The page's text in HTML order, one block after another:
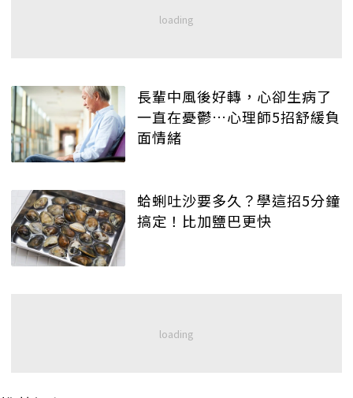
長輩中風後好轉，心卻生病了
一直在憂鬱…心理師5招舒緩負
面情緒
蛤蜊吐沙要多久？學這招5分鐘
搞定！比加鹽巴更快